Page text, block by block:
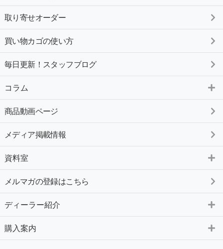
取り寄せオーダー
買い物カゴの使い方
毎日更新！スタッフブログ
コラム
商品動画ページ
メディア掲載情報
資料室
メルマガの登録はこちら
ディーラー紹介
購入案内